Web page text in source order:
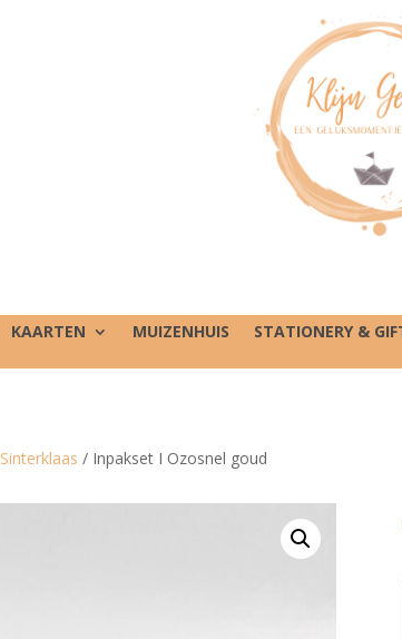
KAARTEN MUIZENHUIS STATIONERY &
Sinterklaas / Inpakset I Ozosnel goud